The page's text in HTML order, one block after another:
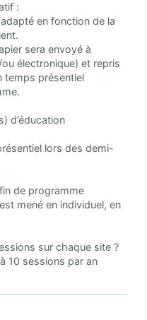
:
en fonction de la
sera envoyé à
électronique) et repris
temps présentiel
d’éducation
lors des demi-
de programme
mené en individuel, en
sur chaque site ?
10 sessions par an